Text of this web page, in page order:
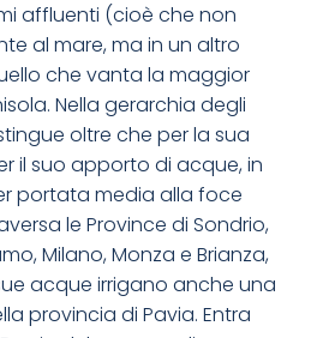
affluenti (cioè che non
al mare, ma in un altro
che vanta la maggior
Nella gerarchia degli
oltre che per la sua
il suo apporto di acque, in
portata media alla foce
le Province di Sondrio,
Milano, Monza e Brianza,
acque irrigano anche una
provincia di Pavia. Entra